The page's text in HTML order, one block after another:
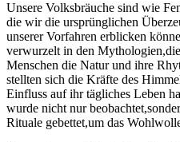
Unsere Volksbräuche sind wie
die wir die⁤ ursprünglichen
unserer ‌Vorfahren ‌erblicken
verwurzelt ⁤in den
Menschen ‌die Natur und ihre
stellten ​sich die‌ Kräfte des
Einfluss ‍auf ⁣ihr tägliches Leben
wurde nicht nur​
Rituale ⁢gebettet,um das